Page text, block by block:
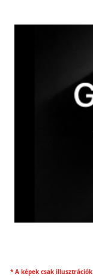
* A képek csak illusztrációk